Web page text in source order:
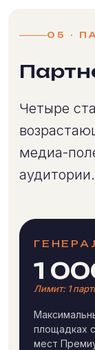
05 ·
Четыре
медиа-
аудитории.
1
Лимит: 1
площадках
мест